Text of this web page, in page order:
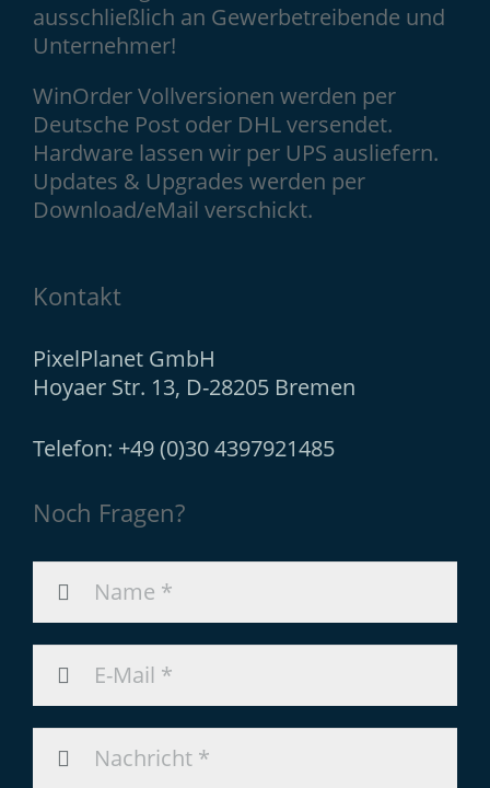
ausschließlich an Gewerbetreibende und
Unternehmer!
WinOrder Vollversionen werden per
Deutsche Post oder DHL versendet.
Hardware lassen wir per UPS ausliefern.
Updates & Upgrades werden per
Download/eMail verschickt.
Kontakt
PixelPlanet GmbH
Hoyaer Str. 13, D-28205 Bremen
Telefon: +49 (0)30 4397921485
Noch Fragen?